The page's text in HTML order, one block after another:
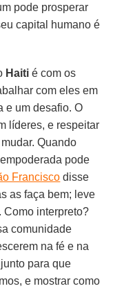
pode prosperar
capital humano é
Haiti é com os
com eles em
e um desafio. O
líderes, e respeitar
Quando
pode
Francisco disse
as faça bem; leve
Como interpreto?
comunidade
na fé e na
para que
e mostrar como